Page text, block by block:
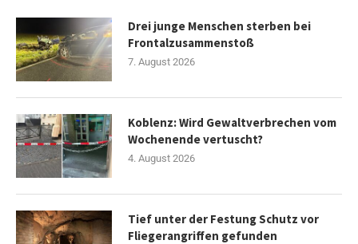
Drei junge Menschen sterben bei
Frontalzusammenstoß
7. August 2026
Koblenz: Wird Gewaltverbrechen vom
Wochenende vertuscht?
4. August 2026
Tief unter der Festung Schutz vor
Fliegerangriffen gefunden